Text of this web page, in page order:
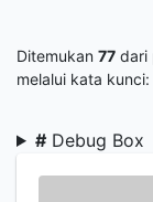
Ditemukan 77 dari
melalui kata kunci:
# Debug Box